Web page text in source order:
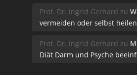
Prof. Dr. Ingrid Gerhard zu
vermeiden oder selbst
Prof. Dr. Ingrid Gerhard zu
Diät Darm und Psyche